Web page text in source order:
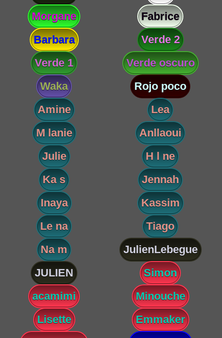
Morgane
Fabrice
Barbara
Verde 2
Verde 1
Verde oscuro
Waka
Rojo poco
Amine
Lea
M lanie
Anllaoui
Julie
H l ne
Ka s
Jennah
Inaya
Kassim
Le na
Tiago
Na m
JulienLebegue
JULIEN
Simon
acamimi
Minouche
Lisette
Emmaker